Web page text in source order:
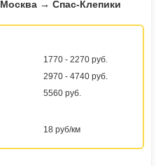
Москва → Спас-Клепики
1770 - 2270 руб.
2970 - 4740 руб.
5560 руб.
18 руб/км